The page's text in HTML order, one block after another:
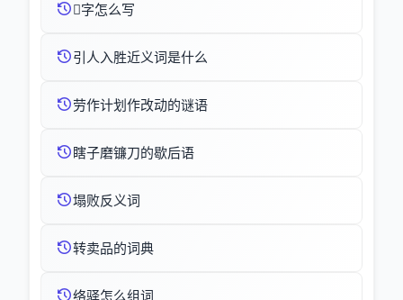
字怎么写
引人入胜近义词是什么
劳作计划作改动的谜语
瞎子磨镰刀的歇后语
塌败反义词
转卖品的词典
络驿怎么组词